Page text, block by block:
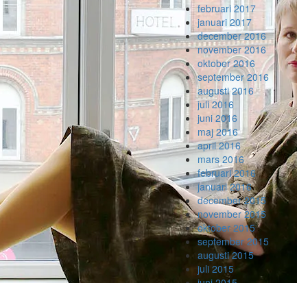
februari 2017
januari 2017
december 2016
november 2016
oktober 2016
september 2016
augusti 2016
juli 2016
juni 2016
maj 2016
april 2016
mars 2016
februari 2016
januari 2016
december 2015
november 2015
oktober 2015
september 2015
augusti 2015
juli 2015